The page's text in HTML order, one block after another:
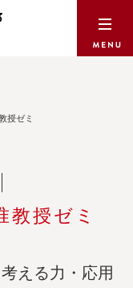
授ゼミ
授ゼミ
える力・応用